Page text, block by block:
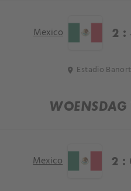
Mexico 2 :
location_on Estadio
Mexico 2 :